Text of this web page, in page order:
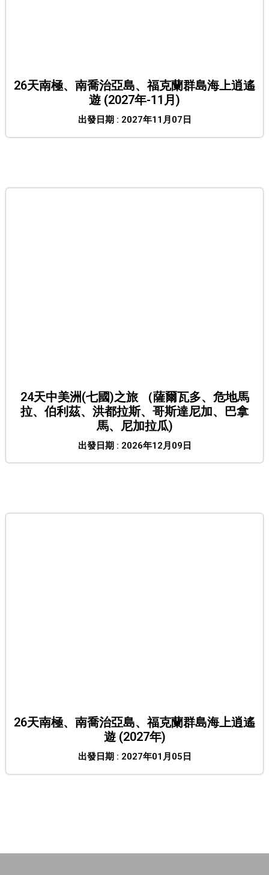
26天南極、南喬治亞島、福克蘭群島海上逍遙
遊 (2027年-11月)
出發日期 : 2027年11月07日
24天中美洲(七國)之旅 （薩爾瓦多、危地馬
拉、伯利茲、洪都拉斯、哥斯達尼加、巴拿
馬、尼加拉瓜)
出發日期 : 2026年12月09日
26天南極、南喬治亞島、福克蘭群島海上逍遙
遊 (2027年)
出發日期 : 2027年01月05日